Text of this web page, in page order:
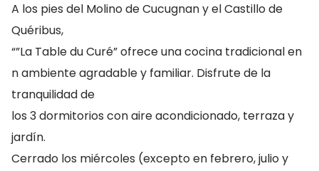
A los pies del Molino de Cucugnan y el Castillo de
Quéribus,
“”La Table du Curé” ofrece una cocina tradicional en
n ambiente agradable y familiar. Disfrute de la
tranquilidad de
los 3 dormitorios con aire acondicionado, terraza y
jardín.
Cerrado los miércoles (excepto en febrero, julio y